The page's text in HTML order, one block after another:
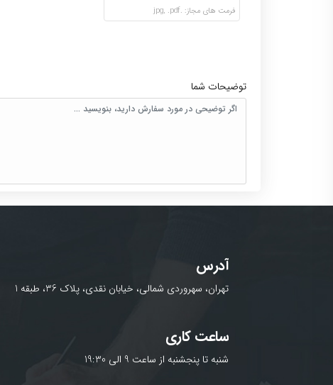
فرمت های مجاز: .jpg, .pdf
توضیحات شما
آدرس
تهران، سهروردی شمالی، خیابان نقدی، پلاک 36، طبقه 1
ساعت کاری
شنبه تا پنجشنبه از ساعت 9 الی 19:30